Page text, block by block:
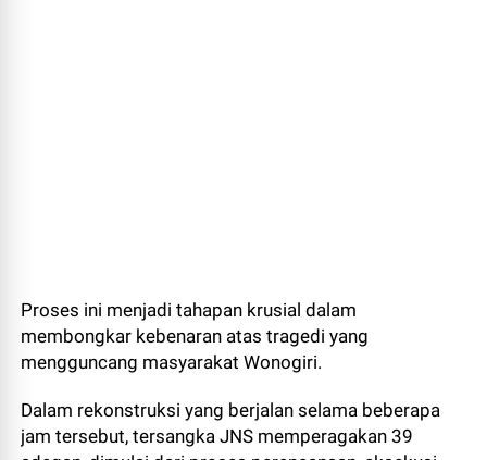
Proses ini menjadi tahapan krusial dalam
membongkar kebenaran atas tragedi yang
mengguncang masyarakat Wonogiri.
Dalam rekonstruksi yang berjalan selama beberapa
jam tersebut, tersangka JNS memperagakan 39